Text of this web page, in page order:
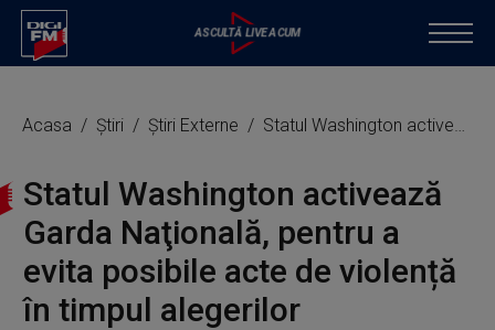
Acasa Știri Știri Externe Statul Washington activează Garda Naţională, pentru a evita posibile acte de violență în timpul alegerilor
Statul Washington activează
Garda Naţională, pentru a
evita posibile acte de violență
în timpul alegerilor